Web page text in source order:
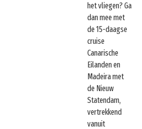
het vliegen? Ga
dan mee met
de 15-daagse
cruise
Canarische
Eilanden en
Madeira met
de Nieuw
Statendam,
vertrekkend
vanuit